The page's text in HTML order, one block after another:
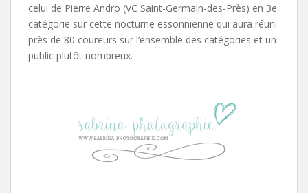
celui de Pierre Andro (VC Saint-Germain-des-Près) en 3e
catégorie sur cette nocturne essonnienne qui aura réuni
près de 80 coureurs sur l’ensemble des catégories et un
public plutôt nombreux.